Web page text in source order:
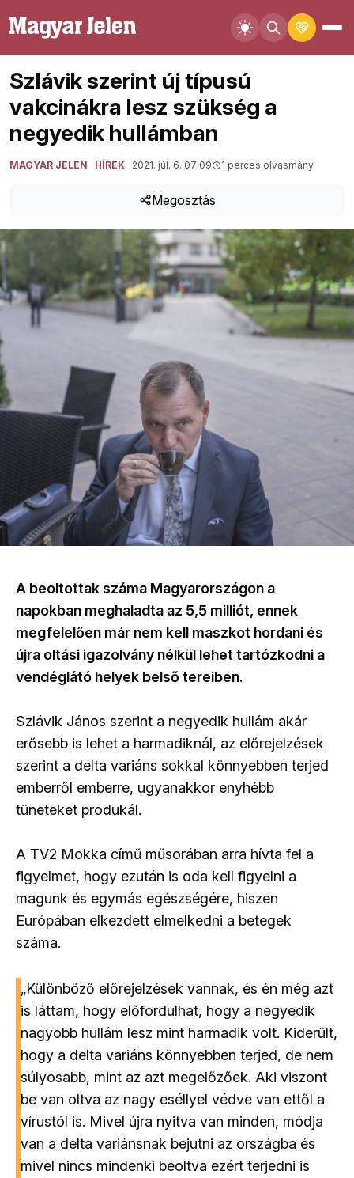
Szlávik szerint új típusú
vakcinákra lesz szükség a
negyedik hullámban
MAGYAR JELEN HÍREK 2021. júl. 6. 07:09 1 perces olvasmány
Megosztás
A beoltottak száma Magyarországon a
napokban meghaladta az 5,5 milliót, ennek
megfelelően már nem kell maszkot hordani és
újra oltási igazolvány nélkül lehet tartózkodni a
vendéglátó helyek belső tereiben.
Szlávik János szerint a negyedik hullám akár
erősebb is lehet a harmadiknál, az előrejelzések
szerint a delta variáns sokkal könnyebben terjed
emberről emberre, ugyanakkor enyhébb
tüneteket produkál.
A TV2 Mokka című műsorában arra hívta fel a
figyelmet, hogy ezután is oda kell figyelni a
magunk és egymás egészségére, hiszen
Európában elkezdett elmelkedni a betegek
száma.
„Különböző előrejelzések vannak, és én még azt
is láttam, hogy előfordulhat, hogy a negyedik
nagyobb hullám lesz mint harmadik volt. Kiderült,
hogy a delta variáns könnyebben terjed, de nem
súlyosabb, mint az azt megelőzőek. Aki viszont
be van oltva az nagy eséllyel védve van ettől a
vírustól is. Mivel újra nyitva van minden, módja
van a delta variánsnak bejutni az országba és
mivel nincs mindenki beoltva ezért terjedni is